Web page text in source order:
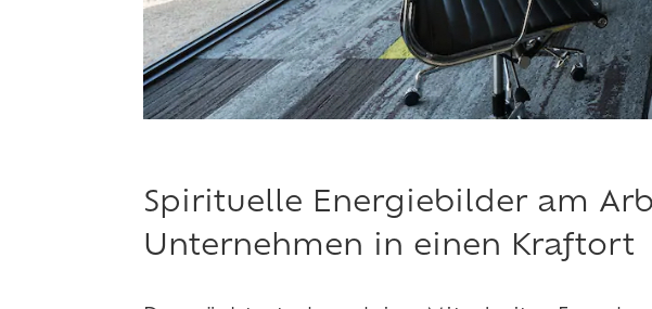
Spirituelle Energiebilder am
Unternehmen in einen Kraftort